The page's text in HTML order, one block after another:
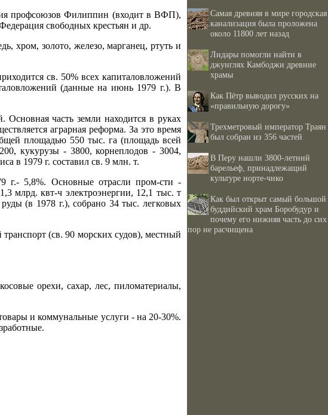
профсоюзов Филиппин (входит в ВФП),
свободных крестьян и др.
хром, золото, железо, марганец, ртуть и
св. 50% всех капиталовложений
(данные на июнь 1979 г.). В
Основная часть земли находится в руках
аграрная реформа. За это время
площадью 550 тыс. га (площадь всей
кукурузы - 3800, корнеплодов - 3004,
в 1979 г. составил св. 9 млн. т.
г.- 5,8%. Основные отрасли пром-сти -
млрд. квт-ч электроэнергии, 12,1 тыс. т
(в 1978 г.), собрано 34 тыс. легковых
(св. 90 морских судов), местный
орехи, сахар, лес, пиломатериалы,
и коммунальные услуги - на 20-30%.
Самая древняя в мире городская
канализация была проложена
около 11800 лет назад
Лидары помогли найти в
джунглях Камбоджи древние
храмы
Как Пётр выводил русских на
«правильную дорогу»
Трехметровый император Траян
был собран из 356 частей
В Перу нашли 3800-летний
барельеф, принадлежащий
культуре норте-чико
Как был открыт самый большой
буддийский храм Боробудур и
почему его нижняя часть до сих
пор не расчищена